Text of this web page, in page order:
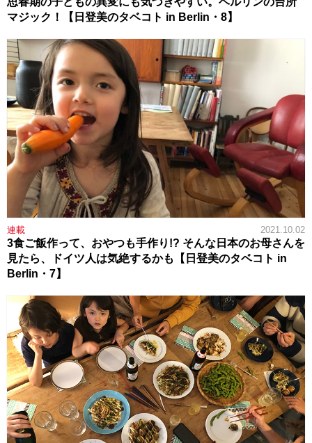
マジック！【日登美のタベコト in Berlin・8】
連載 2021.10.02
3食ご飯作って、おやつも手作り!? そんな日本のお母さんを
見たら、ドイツ人は気絶するかも【日登美のタベコト in
Berlin・7】